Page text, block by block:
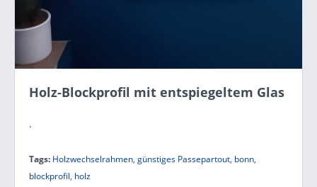
Holz-Blockprofil mit entspiegeltem Glas
.
Tags: Holzwechselrahmen, günstiges Passepartout, bonn,
blockprofil, holz